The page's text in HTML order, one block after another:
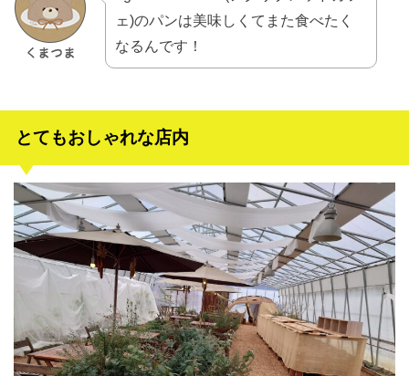
ェ)のパンは美味しくてまた食べたく
なるんです！
とてもおしゃれな店内